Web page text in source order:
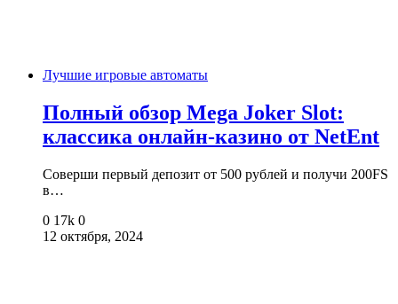
Лучшие игровые автоматы
Полный обзор Mega Joker Slot:
классика онлайн-казино от NetEnt
Соверши первый депозит от 500 рублей и получи 200FS
в…
0 17k 0
12 октября, 2024